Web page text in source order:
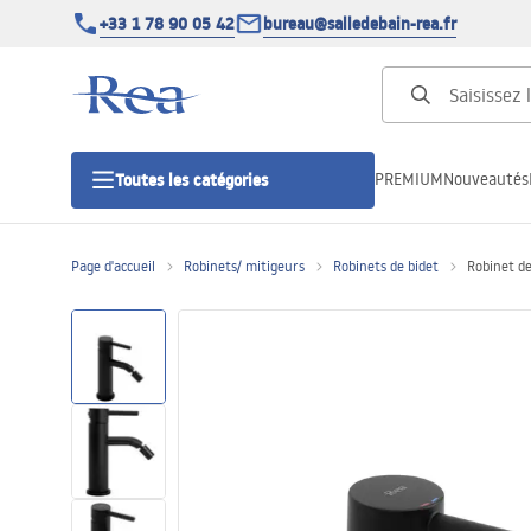
+33 1 78 90 05 42 bureau@salledebain-rea.fr
Toutes les catégories
Caniveaux de douche
PREMIUMNouveautés
Page d'accueil Robinets/ mitigeurs Robinets de bidet Robinet